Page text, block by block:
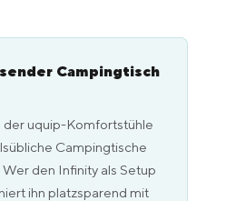
Campingtisch
der uquip-Komfortstühle
Campingtische
den Infinity als Setup
ihn platzsparend mit